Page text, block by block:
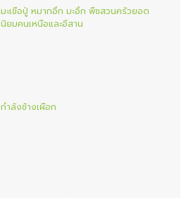
มะเขือปู่ หมากอึก มะอึก พืชสวนครัวยอด
นิยมคนเหนือและอีสาน
กำลังช้างเผือก